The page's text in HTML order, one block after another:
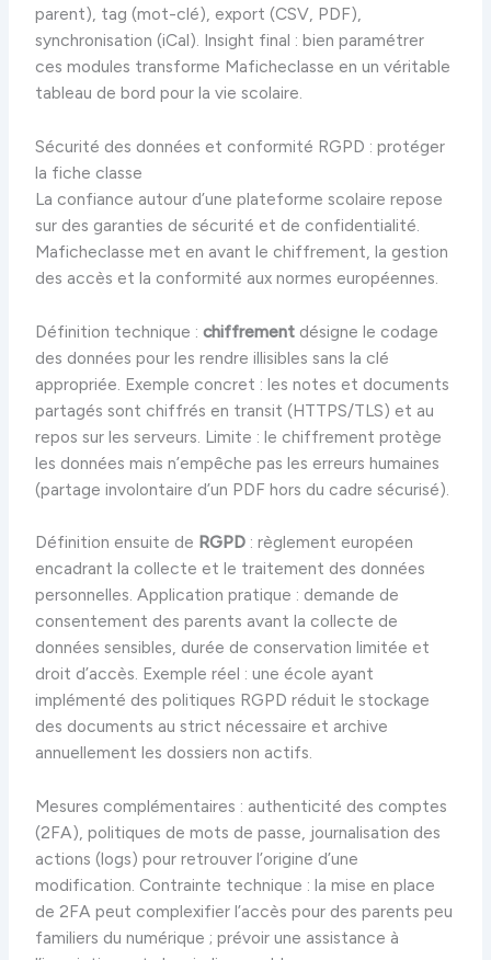
parent), tag (mot-clé), export (CSV, PDF),
synchronisation (iCal). Insight final : bien paramétrer
ces modules transforme Maficheclasse en un véritable
tableau de bord pour la vie scolaire.
Sécurité des données et conformité RGPD : protéger
la fiche classe
La confiance autour d’une plateforme scolaire repose
sur des garanties de sécurité et de confidentialité.
Maficheclasse met en avant le chiffrement, la gestion
des accès et la conformité aux normes européennes.
Définition technique :chiffrement désigne le codage
des données pour les rendre illisibles sans la clé
appropriée. Exemple concret : les notes et documents
partagés sont chiffrés en transit (HTTPS/TLS) et au
repos sur les serveurs. Limite : le chiffrement protège
les données mais n’empêche pas les erreurs humaines
(partage involontaire d’un PDF hors du cadre sécurisé).
Définition ensuite de RGPD : règlement européen
encadrant la collecte et le traitement des données
personnelles. Application pratique : demande de
consentement des parents avant la collecte de
données sensibles, durée de conservation limitée et
droit d’accès. Exemple réel : une école ayant
implémenté des politiques RGPD réduit le stockage
des documents au strict nécessaire et archive
annuellement les dossiers non actifs.
Mesures complémentaires : authenticité des comptes
(2FA), politiques de mots de passe, journalisation des
actions (logs) pour retrouver l’origine d’une
modification. Contrainte technique : la mise en place
de 2FA peut complexifier l’accès pour des parents peu
familiers du numérique ; prévoir une assistance à